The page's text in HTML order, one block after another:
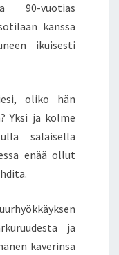
90-vuotias
kanssa
ikuisesti
oliko hän
Yksi ja kolme
salaisella
enää ollut
ja
kaverinsa